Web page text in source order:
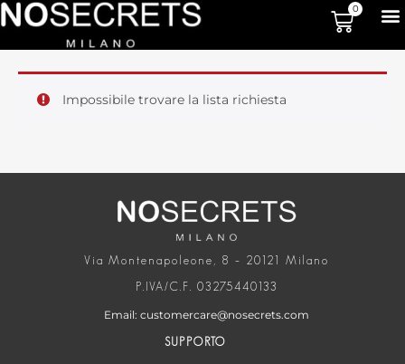
0
Impossibile trovare la lista richiesta
Via Montenapoleone, 8 – 20121 Milano
P.IVA/C.F. 03275440133
Email: customercare@nosecrets.com
SUPPORTO